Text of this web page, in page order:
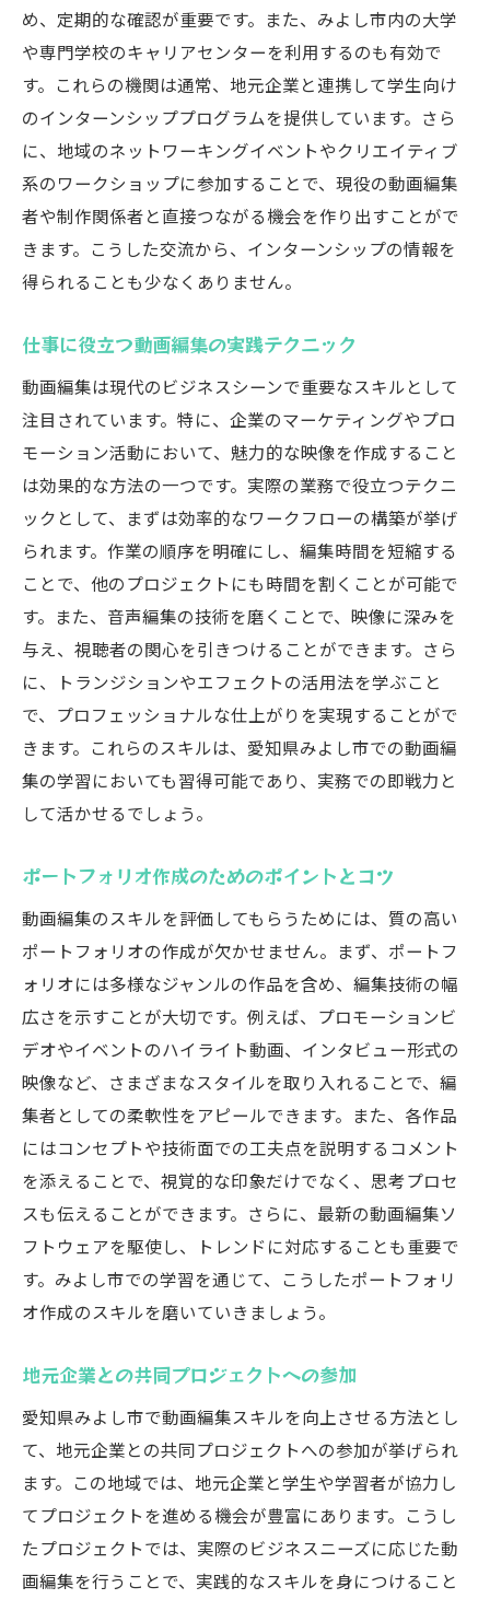
め、定期的な確認が重要です。また、みよし市内の大学
や専門学校のキャリアセンターを利用するのも有効で
す。これらの機関は通常、地元企業と連携して学生向け
のインターンシッププログラムを提供しています。さら
に、地域のネットワーキングイベントやクリエイティブ
系のワークショップに参加することで、現役の動画編集
者や制作関係者と直接つながる機会を作り出すことがで
きます。こうした交流から、インターンシップの情報を
得られることも少なくありません。
仕事に役立つ動画編集の実践テクニック
動画編集は現代のビジネスシーンで重要なスキルとして
注目されています。特に、企業のマーケティングやプロ
モーション活動において、魅力的な映像を作成すること
は効果的な方法の一つです。実際の業務で役立つテクニ
ックとして、まずは効率的なワークフローの構築が挙げ
られます。作業の順序を明確にし、編集時間を短縮する
ことで、他のプロジェクトにも時間を割くことが可能で
す。また、音声編集の技術を磨くことで、映像に深みを
与え、視聴者の関心を引きつけることができます。さら
に、トランジションやエフェクトの活用法を学ぶこと
で、プロフェッショナルな仕上がりを実現することがで
きます。これらのスキルは、愛知県みよし市での動画編
集の学習においても習得可能であり、実務での即戦力と
して活かせるでしょう。
ポートフォリオ作成のためのポイントとコツ
動画編集のスキルを評価してもらうためには、質の高い
ポートフォリオの作成が欠かせません。まず、ポートフ
ォリオには多様なジャンルの作品を含め、編集技術の幅
広さを示すことが大切です。例えば、プロモーションビ
デオやイベントのハイライト動画、インタビュー形式の
映像など、さまざまなスタイルを取り入れることで、編
集者としての柔軟性をアピールできます。また、各作品
にはコンセプトや技術面での工夫点を説明するコメント
を添えることで、視覚的な印象だけでなく、思考プロセ
スも伝えることができます。さらに、最新の動画編集ソ
フトウェアを駆使し、トレンドに対応することも重要で
す。みよし市での学習を通じて、こうしたポートフォリ
オ作成のスキルを磨いていきましょう。
地元企業との共同プロジェクトへの参加
愛知県みよし市で動画編集スキルを向上させる方法とし
て、地元企業との共同プロジェクトへの参加が挙げられ
ます。この地域では、地元企業と学生や学習者が協力し
てプロジェクトを進める機会が豊富にあります。こうし
たプロジェクトでは、実際のビジネスニーズに応じた動
画編集を行うことで、実践的なスキルを身につけること